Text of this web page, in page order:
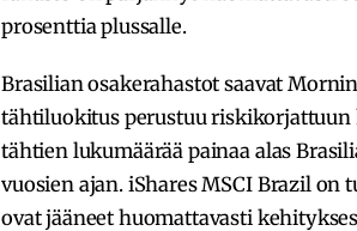
prosenttia plussalle.
Brasilian osakerahastot saavat
tähtiluokitus perustuu riskikorjattuun
tähtien lukumäärää painaa alas
vuosien ajan. iShares MSCI Brazil
ovat jääneet huomattavasti